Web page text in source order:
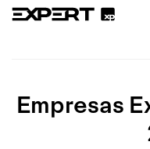
Empresas